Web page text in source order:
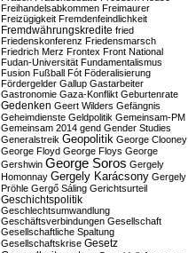
Freihandelsabkommen Freimaurer
Freizügigkeit Fremdenfeindlichkeit
Fremdwährungskredite fried
Friedenskonferenz Friedensmarsch
Friedrich Merz Frontex Front National
Fudan-Universität Fundamentalismus
Fusion Fußball Fót Föderalisierung
Fördergelder Gallup Gastarbeiter
Gastronomie Gaza-Konflikt Geburtenrate
Gedenken Geert Wilders Gefängnis
Geheimdienste Geldpolitik Gemeinsam-PM
Gemeinsam 2014 gend Gender Studies
Generalstreik Geopolitik George Clooney
George Floyd George Floys George
Gershwin George Soros Gergely
Homonnay Gergely Karácsony Gergely
Pröhle Gergő Sáling Gerichtsurteil
Geschichtspolitik
Geschlechtsumwandlung
Geschäftsverbindungen Gesellschaft
Gesellschaftliche Spaltung
Gesellschaftskrise Gesetz